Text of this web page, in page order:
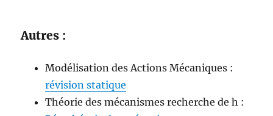
Autres :
Modélisation des Actions Mécaniques :
révision statique
Théorie des mécanismes recherche de h :